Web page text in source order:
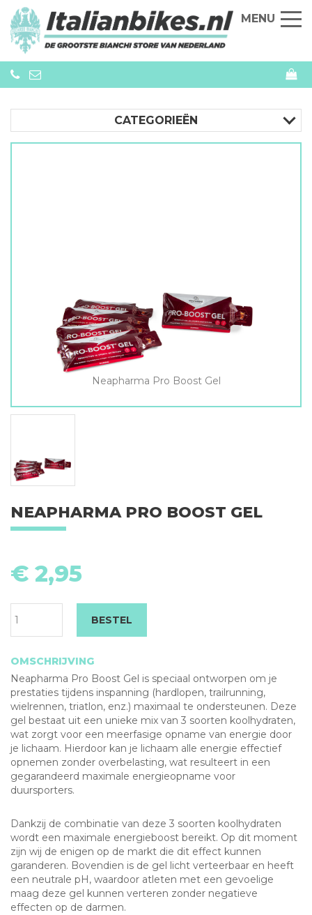
MENU
CATEGORIEËN
Neapharma Pro Boost Gel
NEAPHARMA PRO BOOST GEL
€ 2,95
BESTEL
OMSCHRIJVING
Neapharma Pro Boost Gel is speciaal ontworpen om je
prestaties tijdens inspanning (hardlopen, trailrunning,
wielrennen, triatlon, enz.) maximaal te ondersteunen. Deze
gel bestaat uit een unieke mix van 3 soorten koolhydraten,
wat zorgt voor een meerfasige opname van energie door
je lichaam. Hierdoor kan je lichaam alle energie effectief
opnemen zonder overbelasting, wat resulteert in een
gegarandeerd maximale energieopname voor
duursporters.
Dankzij de combinatie van deze 3 soorten koolhydraten
wordt een maximale energieboost bereikt. Op dit moment
zijn wij de enigen op de markt die dit effect kunnen
garanderen. Bovendien is de gel licht verteerbaar en heeft
een neutrale pH, waardoor atleten met een gevoelige
maag deze gel kunnen verteren zonder negatieve
effecten op de darmen.